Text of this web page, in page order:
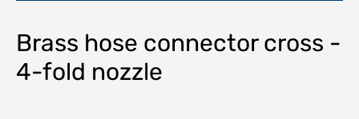
Brass hose connector cross -
4-fold nozzle